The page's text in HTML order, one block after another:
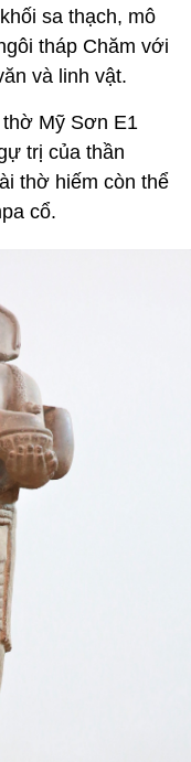
sa thạch, mô
tháp Chăm với
và linh vật.
Mỹ Sơn E1
trị của thần
thờ hiếm còn thể
cổ.